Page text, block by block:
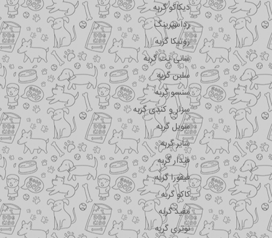
دیکاکو گربه
رداسپرینگ
روتیکا گربه
سانی پت گربه
سلبن گربه
سنسو گربه
سزار و کندی گربه
سویل گربه
شایر گربه
فیدار گربه
فیفورا گربه
کاکو گربه
مفید گربه
نوتری گربه